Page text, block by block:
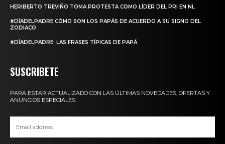
HERIBERTO TREVIÑO TOMA PROTESTA COMO LÍDER DEL PRI EN NL
#DÍADELPADRE CÓMO SON LOS PAPÁS DE ACUERDO A SU SIGNO DEL
ZODIACO
#DÍADELPADRE: LAS FRASES TÍPICAS DE PAPÁ
SUSCRIBETE
PARA ESTAR ACTUALIZADO CON LAS ÚLTIMAS NOVEDADES, OFERTAS Y
ANUNCIOS ESPECIALES.